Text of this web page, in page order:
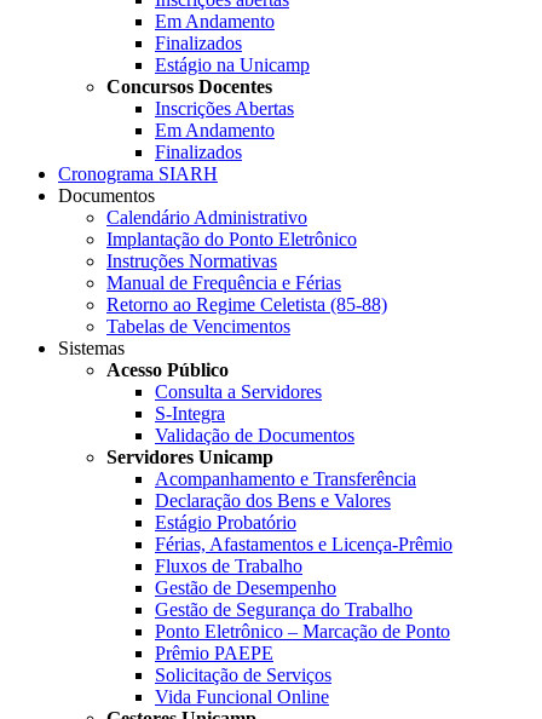
Em Andamento
Finalizados
Estágio na Unicamp
Concursos Docentes
Inscrições Abertas
Em Andamento
Finalizados
Cronograma SIARH
Documentos
Calendário Administrativo
Implantação do Ponto Eletrônico
Instruções Normativas
Manual de Frequência e Férias
Retorno ao Regime Celetista (85-88)
Tabelas de Vencimentos
Sistemas
Acesso Público
Consulta a Servidores
S-Integra
Validação de Documentos
Servidores Unicamp
Acompanhamento e Transferência
Declaração dos Bens e Valores
Estágio Probatório
Férias, Afastamentos e Licença-Prêmio
Fluxos de Trabalho
Gestão de Desempenho
Gestão de Segurança do Trabalho
Ponto Eletrônico – Marcação de Ponto
Prêmio PAEPE
Solicitação de Serviços
Vida Funcional Online